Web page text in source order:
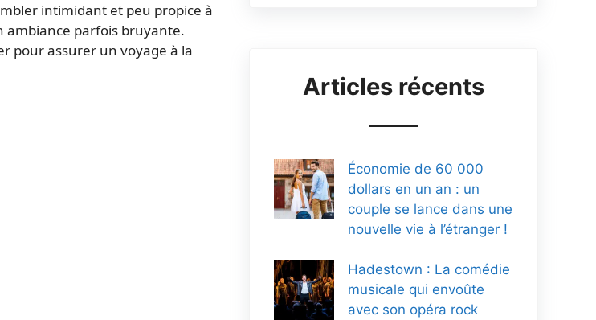
intimidant et peu propice à
ambiance parfois bruyante.
pour assurer un voyage à la
Articles récents
Économie de 60 000
dollars en un an : un
couple se lance dans une
nouvelle vie à l’étranger !
Hadestown : La comédie
musicale qui envoûte
avec son opéra rock